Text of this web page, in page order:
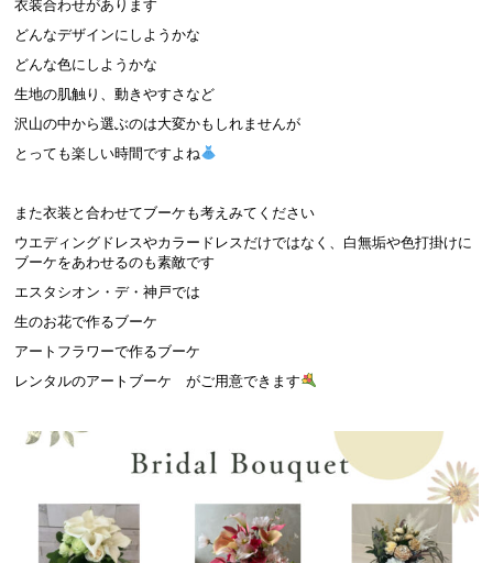
衣装合わせがあります
どんなデザインにしようかな
どんな色にしようかな
生地の肌触り、動きやすさなど
沢山の中から選ぶのは大変かもしれませんが
とっても楽しい時間ですよね
また衣装と合わせてブーケも考えみてください
ウエディングドレスやカラードレスだけではなく、白無垢や色打掛けに
ブーケをあわせるのも素敵です
エスタシオン・デ・神戸では
生のお花で作るブーケ
アートフラワーで作るブーケ
レンタルのアートブーケ がご用意できます